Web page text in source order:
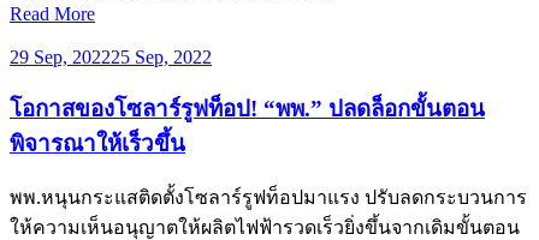
Read More
29 Sep, 202225 Sep, 2022
โอกาสของโซลาร์รูฟท็อป! “พพ.” ปลดล็อกขั้นตอน
พิจารณาให้เร็วขึ้น
พพ.หนุนกระแสติดตั้งโซลาร์รูฟท็อปมาแรง ปรับลดกระบวนการ
ให้ความเห็นอนุญาตให้ผลิตไฟฟ้ารวดเร็วยิ่งขึ้นจากเดิมขั้นตอน